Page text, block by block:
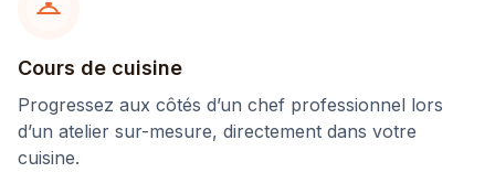
Cours de cuisine
Progressez aux côtés d’un chef professionnel lors
d’un atelier sur-mesure, directement dans votre
cuisine.